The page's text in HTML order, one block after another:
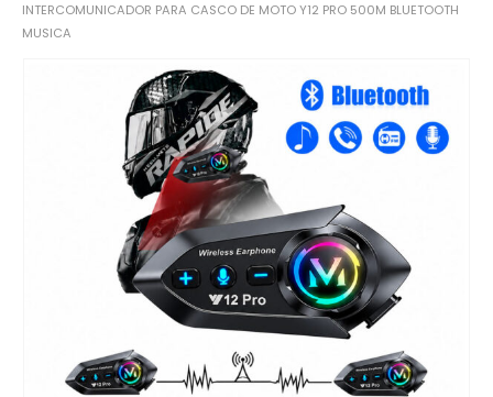
INTERCOMUNICADOR PARA CASCO DE MOTO Y12 PRO 500M BLUETOOTH
MUSICA